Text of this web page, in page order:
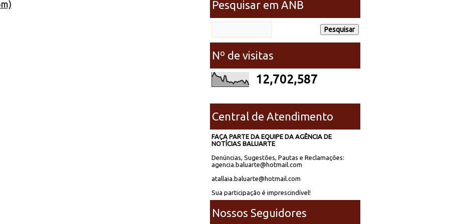
Pesquisar em ANB
Nº de visitas
12,702,587
Central de Atendimento
FAÇA PARTE DA EQUIPE DA AGÊNCIA DE
NOTÍCIAS BALUARTE
Denúncias, Sugestões, Pautas e Reclamações:
agencia.baluarte@hotmail.com
atallaia.baluarte@hotmail.com
Sua participação é imprescindível!
Nossos Seguidores